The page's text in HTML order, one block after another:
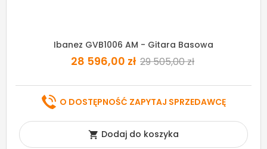
Ibanez GVB1006 AM - Gitara Basowa
28 596,00 zł 29 505,00 zł
O DOSTĘPNOŚĆ ZAPYTAJ SPRZEDAWCĘ
 Dodaj do koszyka